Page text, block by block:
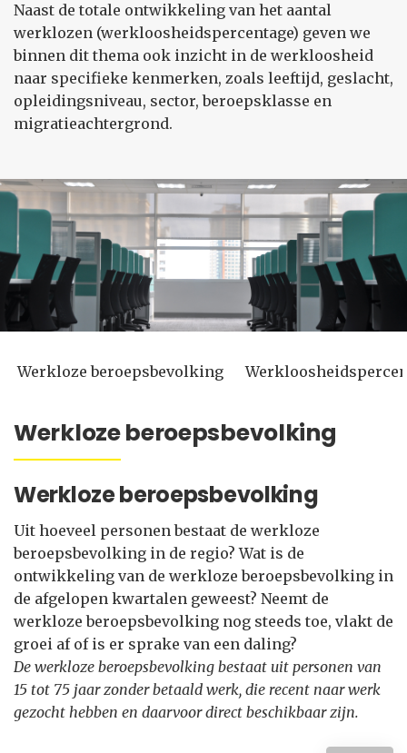
Naast de totale ontwikkeling van het aantal
werklozen (werkloosheidspercentage) geven we
binnen dit thema ook inzicht in de werkloosheid
naar specifieke kenmerken, zoals leeftijd, geslacht,
opleidingsniveau, sector, beroepsklasse en
migratieachtergrond.
Werkloze beroepsbevolking
Werkloze beroepsbevolking
Werkloze beroepsbevolking
Uit hoeveel personen bestaat de werkloze
beroepsbevolking in de regio? Wat is de
ontwikkeling van de werkloze beroepsbevolking in
de afgelopen kwartalen geweest? Neemt de
werkloze beroepsbevolking nog steeds toe, vlakt de
groei af of is er sprake van een daling?
De werkloze beroepsbevolking bestaat uit personen van
15 tot 75 jaar zonder betaald werk, die recent naar werk
gezocht hebben en daarvoor direct beschikbaar zijn.